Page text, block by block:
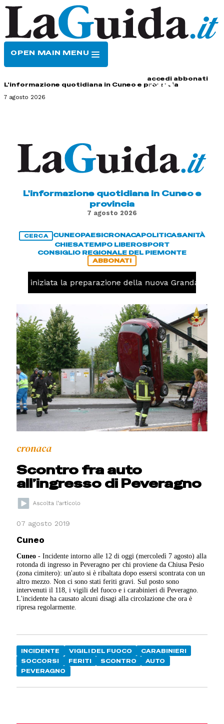
OPEN MAIN MENU
accedi abbonati
L'informazione quotidiana in Cuneo e provincia
7 agosto 2026
L'informazione quotidiana in Cuneo e
provincia
7 agosto 2026
CERCA CUNEOPAESICRONACAPOLITICASANITÀ
CHIESATEMPO LIBEROSPORT
CONSIGLIO REGIONALE DEL PIEMONTE
ABBONATI
iniziata la preparazione della nuova Granda Volley
cronaca
Scontro fra auto
all’ingresso di Peveragno
07 agosto 2019
Cuneo
Cuneo - Incidente intorno alle 12 di oggi (mercoledì 7 agosto) alla
rotonda di ingresso in Peveragno per chi proviene da Chiusa Pesio
(zona cimitero): un'auto si è ribaltata dopo essersi scontrata con un
altro mezzo. Non ci sono stati feriti gravi. Sul posto sono
intervenuti il 118, i vigili del fuoco e i carabinieri di Peveragno.
L'incidente ha causato alcuni disagi alla circolazione che ora è
ripresa regolarmente.
INCIDENTE VIGILI DEL FUOCO
CARABINIERI
SOCCORSI
FERITI SCONTRO
AUTO
PEVERAGNO